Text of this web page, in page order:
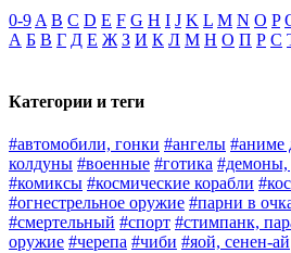
0-9 A B C D E F G H I J K L M N O P
А Б В Г Д Е Ж З И К Л М Н О П Р С
Категории и теги
#автомобили, гонки #ангелы #аниме
колдуны #военные #готика #демоны,
#комиксы #космические корабли
#огнестрельное оружие #парни в
#смертельный #спорт #стимпанк,
оружие #черепа #чиби #яой, сенен-ай